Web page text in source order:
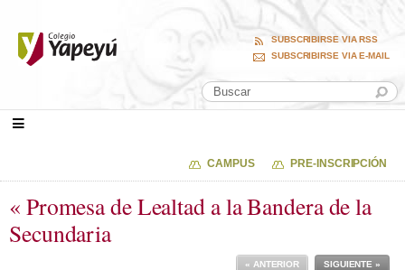
SUBSCRIBIRSE VIA RSS
SUBSCRIBIRSE VIA E-MAIL
CAMPUS PRE-INSCRIPCIÓN
« Promesa de Lealtad a la Bandera de la
Secundaria
SIGUIENTE »
« ANTERIOR